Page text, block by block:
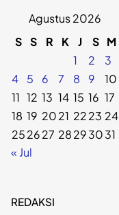
Agustus 2026
S S R K J S M
1
2
3
4
5 6 7 8 9
10
11 12 13 14 15 16 17
18 19 2021 2223 24
252627 28293031
« Jul
REDAKSI